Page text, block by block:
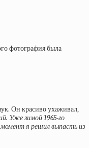
фотография была
Он красиво ухаживал,
Уже зимой 1965-го
я решил выпасть из